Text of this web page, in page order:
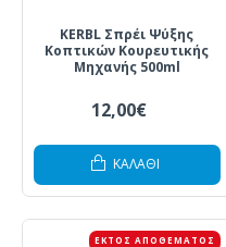
KERBL Σπρέι Ψύξης
Κοπτικών Κουρευτικής
Μηχανής 500ml
12,00€
ΚΑΛΆΘΙ
ΕΚΤΌΣ ΑΠΟΘΈΜΑΤΟΣ